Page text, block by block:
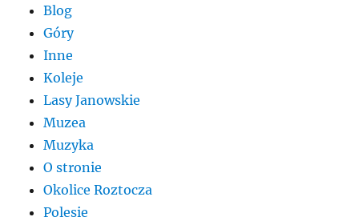
Blog
Góry
Inne
Koleje
Lasy Janowskie
Muzea
Muzyka
O stronie
Okolice Roztocza
Polesie